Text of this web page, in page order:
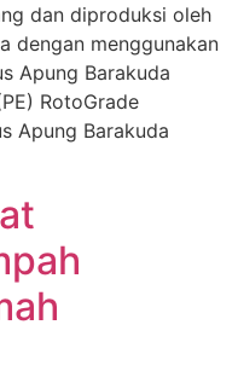
dan diproduksi oleh
dengan menggunakan
Apung Barakuda
RotoGrade
Apung Barakuda